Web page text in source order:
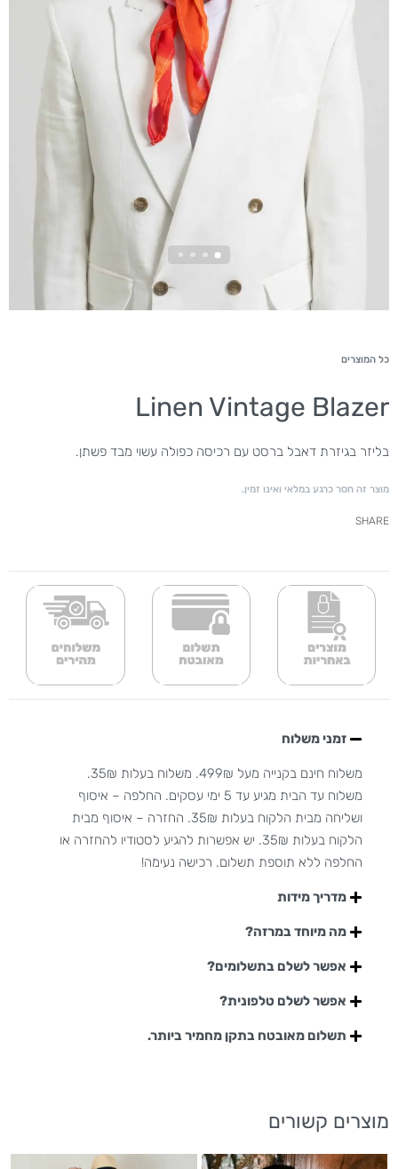
כל המוצרים
Linen Vintage Blazer
בליזר בגיזרת דאבל ברסט עם רכיסה כפולה עשוי מבד פשתן.
מוצר זה חסר כרגע במלאי ואינו זמין.
SHARE
זמני משלוח
משלוח חינם בקנייה מעל 499₪. משלוח בעלות 35₪.
משלוח עד הבית מגיע עד 5 ימי עסקים. החלפה – איסוף
ושליחה מבית הלקוח בעלות 35₪. החזרה – איסוף מבית
הלקוח בעלות 35₪. יש אפשרות להגיע לסטודיו להחזרה או
החלפה ללא תוספת תשלום. רכישה נעימה!
מדריך מידות
מה מיוחד במרזה?
אפשר לשלם בתשלומים?
אפשר לשלם טלפונית?
תשלום מאובטח בתקן מחמיר ביותר.
מוצרים קשורים